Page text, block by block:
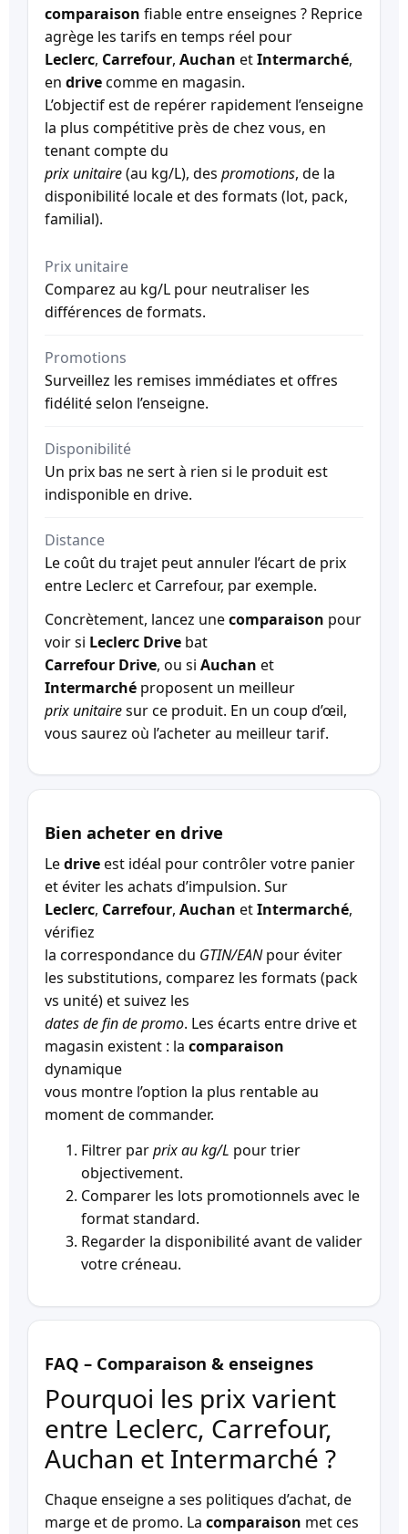
comparaison fiable entre enseignes ? Reprice
agrège les tarifs en temps réel pour
Leclerc, Carrefour, Auchan etIntermarché,
en drivecomme en magasin.
L’objectif est de repérer rapidement l’enseigne
la plus compétitive près de chez vous, en
tenant compte du
prix unitaire(au kg/L), des promotions, de la
disponibilité locale et des formats (lot, pack,
familial).
Prix unitaire
Comparez au kg/L pour neutraliser les
différences de formats.
Promotions
Surveillez les remises immédiates et offres
fidélité selon l’enseigne.
Disponibilité
Un prix bas ne sert à rien si le produit est
indisponible en drive.
Distance
Le coût du trajet peut annuler l’écart de prix
entre Leclerc et Carrefour, par exemple.
Concrètement, lancez unecomparaison pour
voir si Leclerc Drive bat
Carrefour Drive, ou si Auchan et
Intermarché proposent un meilleur
prix unitairesur ce produit. En un coup d’œil,
vous saurez où l’acheter au meilleur tarif.
Bien acheter en drive
Ledriveest idéal pour contrôler votre panier
et éviter les achats d’impulsion. Sur
Leclerc, Carrefour, Auchan etIntermarché,
vérifiez
la correspondance du GTIN/EANpour éviter
les substitutions, comparez les formats (pack
vs unité) et suivez les
dates de fin de promo. Les écarts entre drive et
magasin existent : la comparaison
dynamique
vous montre l’option la plus rentable au
moment de commander.
Filtrer parprix au kg/L pour trier
objectivement.
Comparer les lots promotionnels avec le
format standard.
Regarder la disponibilité avant de valider
votre créneau.
FAQ – Comparaison & enseignes
Pourquoi les prix varient
entre Leclerc, Carrefour,
Auchan et Intermarché ?
Chaque enseigne a ses politiques d’achat, de
marge et de promo. La comparaison met ces